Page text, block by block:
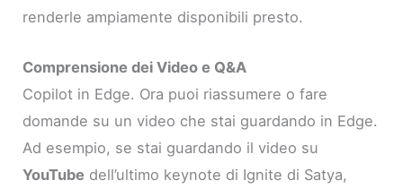
renderle ampiamente disponibili presto.
Comprensione dei Video e Q&A
Copilot in Edge. Ora puoi riassumere o fare
domande su un video che stai guardando in Edge.
Ad esempio, se stai guardando il video su
YouTube dell’ultimo keynote di Ignite di Satya,